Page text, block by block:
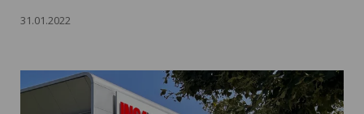
31.01.2022
INSA Hauts-de-France : génération ingénieur.e ! ">